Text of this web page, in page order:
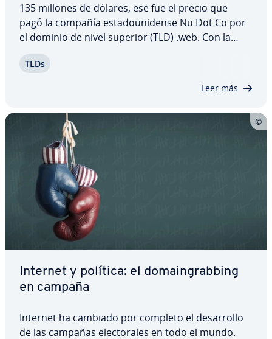
135 millones de dólares, ese fue el precio que
pagó la compañía es­ta­dou­ni­de­n­se Nu Dot Co por
el dominio de nivel superior (TLD) .web. Con la
za­ción ICANN se apuntó otra suma récord para los
TLDs
Leer más
Internet y política: el do­mai­n­gra­b­bi­ng
en campaña
Internet ha cambiado por completo el de­sa­rro­llo
de las campañas ele­c­to­ra­les en todo el mundo.